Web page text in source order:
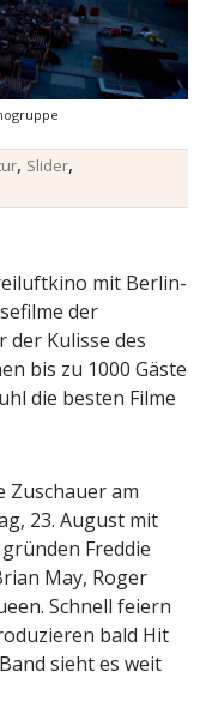
, Slider,
mit Berlin-
der
der Kulisse des
bis zu 1000 Gäste
die besten Filme
Zuschauer am
23. August mit
Freddie
May, Roger
Schnell feiern
bald Hit
sieht es weit